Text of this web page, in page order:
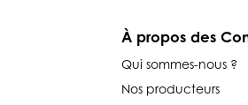
À propos des
Qui sommes-nous ?
Nos producteurs